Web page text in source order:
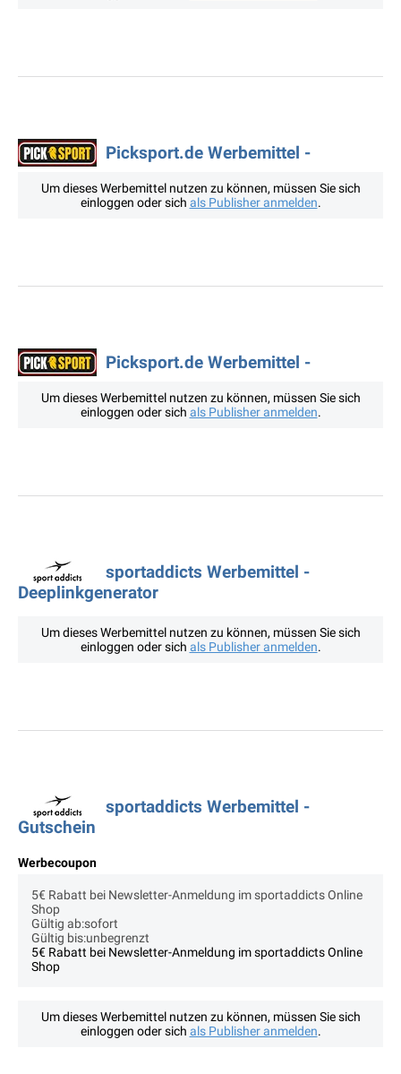
Picksport.de Werbemittel -
Um dieses Werbemittel nutzen zu können, müssen Sie sich
einloggen oder sich als Publisher anmelden.
Picksport.de Werbemittel -
Um dieses Werbemittel nutzen zu können, müssen Sie sich
einloggen oder sich als Publisher anmelden.
sportaddicts Werbemittel -
Deeplinkgenerator
Um dieses Werbemittel nutzen zu können, müssen Sie sich
einloggen oder sich als Publisher anmelden.
sportaddicts Werbemittel -
Gutschein
Werbecoupon
5€ Rabatt bei Newsletter-Anmeldung im sportaddicts Online
Shop
Gültig ab:sofort
Gültig bis:unbegrenzt
5€ Rabatt bei Newsletter-Anmeldung im sportaddicts Online
Shop
Um dieses Werbemittel nutzen zu können, müssen Sie sich
einloggen oder sich als Publisher anmelden.